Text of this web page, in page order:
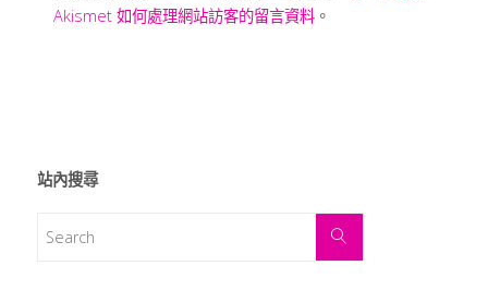
Akismet 如何處理網站訪客的留言資料。
站內搜尋